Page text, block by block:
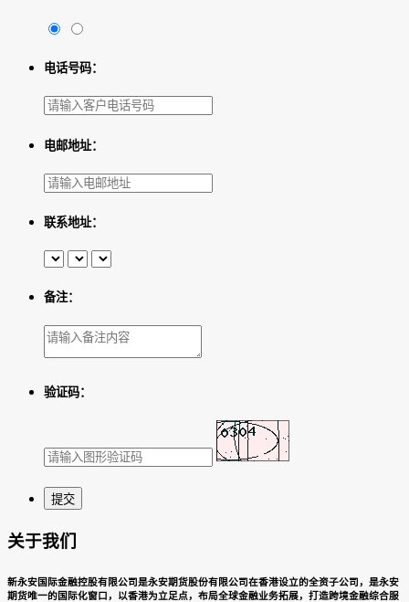
电话号码：
电邮地址：
联系地址：
备注：
验证码：
关于我们
新永安国际金融控股有限公司是永安期货股份有限公司在香港设立的全资子公司，是永安
期货唯一的国际化窗口，以香港为立足点，布局全球金融业务拓展，打造跨境金融综合服